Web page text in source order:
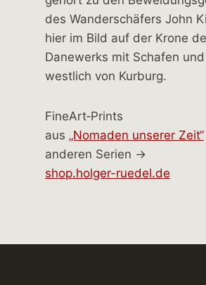
FineArt‑Prints
aus „Nomaden unserer Zeit“
anderen Serien →
shop.holger-ruedel.de